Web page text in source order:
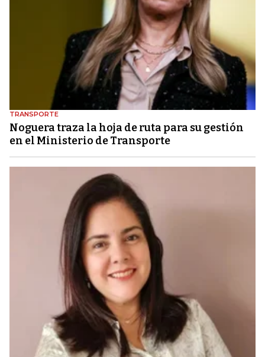
TRANSPORTE
Noguera traza la hoja de ruta para su gestión
en el Ministerio de Transporte